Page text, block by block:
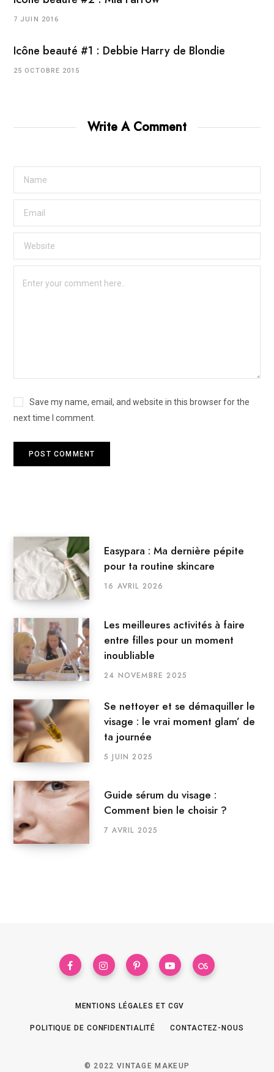
7 JUIN 2016
Icône beauté #1 : Debbie Harry de Blondie
25 OCTOBRE 2015
Write A Comment
Save my name, email, and website in this browser for the
next time I comment.
Easypara : Ma dernière pépite
pour ta routine skincare
16 AVRIL 2026
Les meilleures activités à faire
entre filles pour un moment
inoubliable
24 NOVEMBRE 2025
Se nettoyer et se démaquiller le
visage : le vrai moment glam’ de
ta journée
5 JUIN 2025
Guide sérum du visage :
Comment bien le choisir ?
7 AVRIL 2025
MENTIONS LÉGALES ET CGV
POLITIQUE DE CONFIDENTIALITÉ CONTACTEZ-NOUS
© 2022 VINTAGE MAKEUP